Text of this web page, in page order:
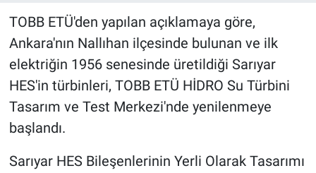
TOBB ETÜ'den yapılan açıklamaya göre,
Ankara'nın Nallıhan ilçesinde bulunan ve ilk
elektriğin 1956 senesinde üretildiği Sarıyar
HES'in türbinleri, TOBB ETÜ HİDRO Su Türbini
Tasarım ve Test Merkezi'nde yenilenmeye
başlandı.
Sarıyar HES Bileşenlerinin Yerli Olarak Tasarımı